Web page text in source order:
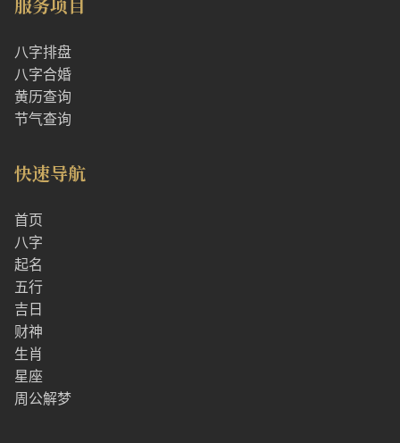
八字排盘
八字合婚
黄历查询
节气查询
快速导航
首页
八字
起名
五行
吉日
财神
生肖
星座
周公解梦